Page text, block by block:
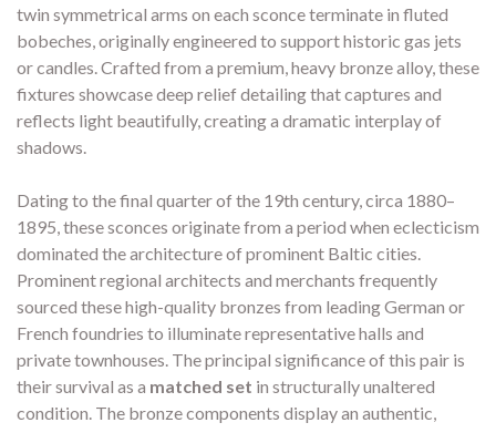
twin symmetrical arms on each sconce terminate in fluted
bobeches, originally engineered to support historic gas jets
or candles. Crafted from a premium, heavy bronze alloy, these
fixtures showcase deep relief detailing that captures and
reflects light beautifully, creating a dramatic interplay of
shadows.
Dating to the final quarter of the 19th century, circa 1880–
1895, these sconces originate from a period when eclecticism
dominated the architecture of prominent Baltic cities.
Prominent regional architects and merchants frequently
sourced these high-quality bronzes from leading German or
French foundries to illuminate representative halls and
private townhouses. The principal significance of this pair is
their survival as a matched set in structurally unaltered
condition. The bronze components display an authentic,